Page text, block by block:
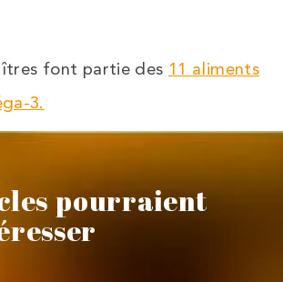
font partie des 11 aliments
3.
pourraient